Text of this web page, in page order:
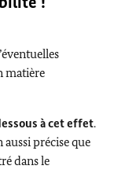
matière
à cet effet.
précise que
dans le